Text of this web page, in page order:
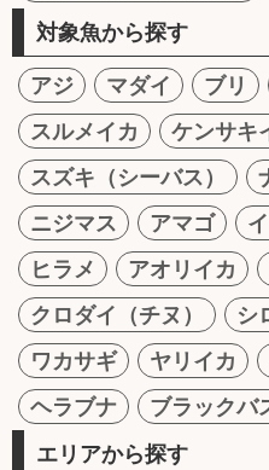
対象魚から探す
アジ マダイ ブリ
スルメイカ
ケンサキ
スズキ（シーバス）
ニジマス
アマゴ
ヒラメ
アオリイカ
クロダイ（チヌ）
シ
ワカサギ
ヤリイカ
ヘラブナ
ブラックバ
エリアから探す